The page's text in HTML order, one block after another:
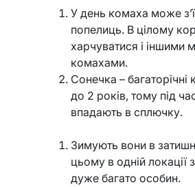
У день комаха може
попелиць. В цілому
харчуватися і іншими
комахами.
Сонечка –
до 2 років, тому під
впадають в сплючку.
Зимують вони в
цьому в одній локації
дуже багато особин.